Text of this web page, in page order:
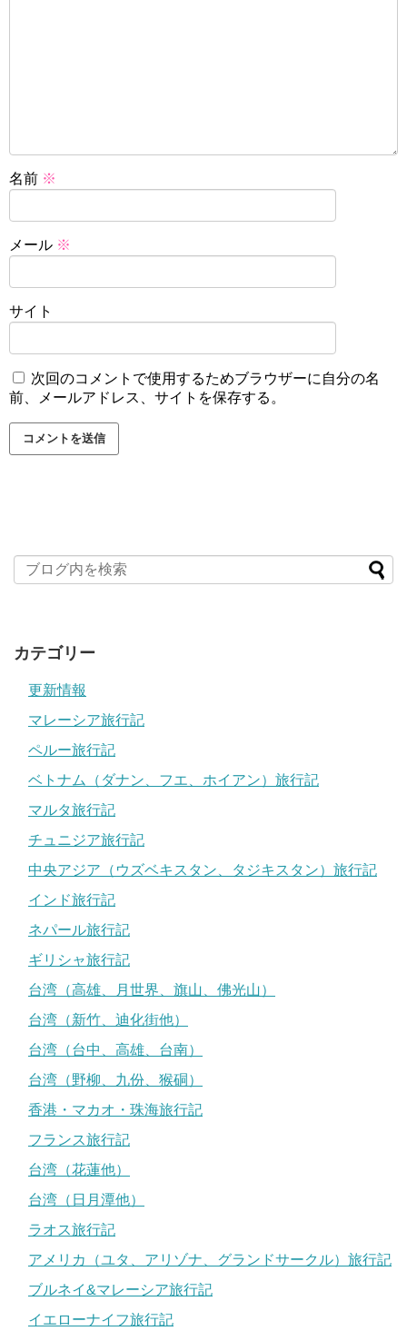
名前 ※
メール ※
サイト
次回のコメントで使用するためブラウザーに自分の名
前、メールアドレス、サイトを保存する。
カテゴリー
更新情報
マレーシア旅行記
ペルー旅行記
ベトナム（ダナン、フエ、ホイアン）旅行記
マルタ旅行記
チュニジア旅行記
中央アジア（ウズベキスタン、タジキスタン）旅行記
インド旅行記
ネパール旅行記
ギリシャ旅行記
台湾（高雄、月世界、旗山、佛光山）
台湾（新竹、迪化街他）
台湾（台中、高雄、台南）
台湾（野柳、九份、猴硐）
香港・マカオ・珠海旅行記
フランス旅行記
台湾（花蓮他）
台湾（日月潭他）
ラオス旅行記
アメリカ（ユタ、アリゾナ、グランドサークル）旅行記
ブルネイ&マレーシア旅行記
イエローナイフ旅行記